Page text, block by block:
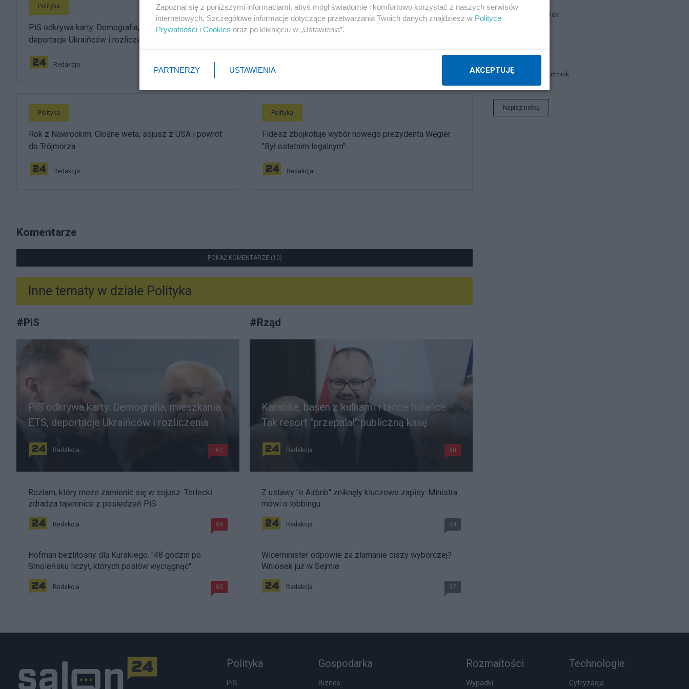
Polityka
PiS odkrywa karty. Demografia, mieszkania, ETS,
deportacje Ukraińców i rozliczenia
Redakcja
Polityka
Karaoke, basen z kulkami i tańce hulańce. Tak resort
Polityka
Rok z Nawrockim. Głośne weta, sojusz z USA i powrót
do Trójmorza
Redakcja
Polityka
Fidesz zbojkotuje wybór nowego prezydenta Węgier.
"Był ostatnim legalnym"
Redakcja
Komentarze
POKAŻ KOMENTARZE (10)
Inne tematy w dziale Polityka
#PiS
PiS odkrywa karty. Demografia, mieszkania,
ETS, deportacje Ukraińców i rozliczenia
Redakcja 161
Rozłam, który może zamienić się w sojusz. Terlecki
zdradza tajemnice z posiedzeń PiS
Redakcja 89
Hofman bezlitosny dla Kurskiego. "48 godzin po
Smoleńsku liczył, których posłów wyciągnąć"
Redakcja 85
#Rząd
Karaoke, basen z kulkami i tańce hulańce.
Tak resort "przepalał" publiczną kasę
Redakcja 60
Z ustawy "o Airbnb" zniknęły kluczowe zapisy. Ministra
mówi o lobbingu
Redakcja 34
Wiceminister odpowie za złamanie ciszy wyborczej?
Wniosek już w Sejmie
Redakcja 37
Jan Filip Libicki
Zbigniew Kuźmiuk
Napisz notkę
Polityka
PiS
Gospodarka
Biznes
Rozmaitości
Wypadki
Technologie
Cyfryzacja
Zapoznaj się z poniższymi informacjami, abyś mógł świadomie i komfortowo korzystać z naszych serwisów
internetowych. Szczegółowe informacje dotyczące przetwarzania Twoich danych znajdziesz w Polityce
Prywatności i Cookies oraz po kliknięciu w „Ustawienia”.
PARTNERZY USTAWIENIA AKCEPTUJĘ